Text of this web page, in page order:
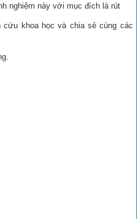
nghiệm này với mục đích là rút
cứu khoa học và chia sẻ cùng các